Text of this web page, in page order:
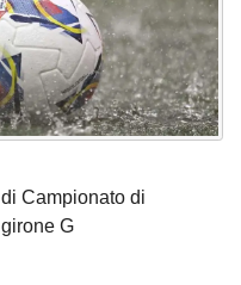
Campionato di
G